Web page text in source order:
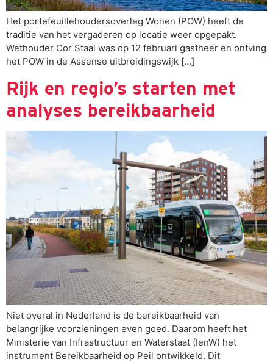
Het portefeuillehoudersoverleg Wonen (POW) heeft de
traditie van het vergaderen op locatie weer opgepakt.
Wethouder Cor Staal was op 12 februari gastheer en ontving
het POW in de Assense uitbreidingswijk […]
Rijk en regio’s starten met
analyses bereikbaarheid
Niet overal in Nederland is de bereikbaarheid van
belangrijke voorzieningen even goed. Daarom heeft het
Ministerie van Infrastructuur en Waterstaat (IenW) het
instrument Bereikbaarheid op Peil ontwikkeld. Dit